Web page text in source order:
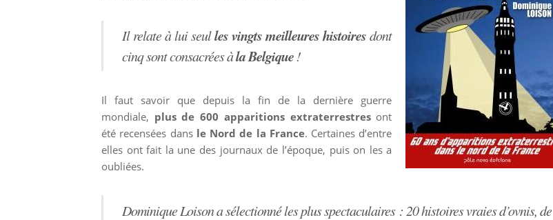
Il relate à lui seulles vingts meilleures histoiresdont
cinq sont consacrées àla Belgique!
Il faut savoir que depuis la fin de la dernière guerre
mondiale, plus de 600 apparitions extraterrestresont
été recensées dansle Nord de la France. Certaines d’entre
elles ont fait la une des journaux de l’époque, puis on les a
oubliées.
Dominique Loison a sélectionné les plus spectaculaires : 20 histoires vraies d’ovnis, de